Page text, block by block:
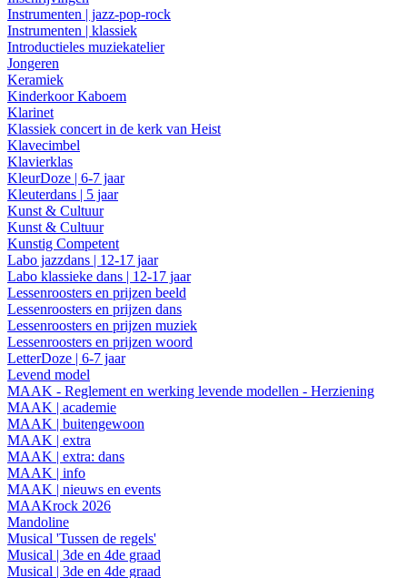
Instrumenten | jazz-pop-rock
Instrumenten | klassiek
Introductieles muziekatelier
Jongeren
Keramiek
Kinderkoor Kaboem
Klarinet
Klassiek concert in de kerk van Heist
Klavecimbel
Klavierklas
KleurDoze | 6-7 jaar
Kleuterdans | 5 jaar
Kunst & Cultuur
Kunst & Cultuur
Kunstig Competent
Labo jazzdans | 12-17 jaar
Labo klassieke dans | 12-17 jaar
Lessenroosters en prijzen beeld
Lessenroosters en prijzen dans
Lessenroosters en prijzen muziek
Lessenroosters en prijzen woord
LetterDoze | 6-7 jaar
Levend model
MAAK - Reglement en werking levende modellen - Herziening
MAAK | academie
MAAK | buitengewoon
MAAK | extra
MAAK | extra: dans
MAAK | info
MAAK | nieuws en events
MAAKrock 2026
Mandoline
Musical 'Tussen de regels'
Musical | 3de en 4de graad
Musical | 3de en 4de graad